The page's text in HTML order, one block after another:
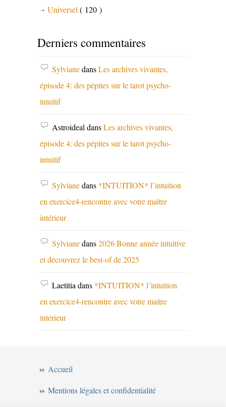
Universel ( 120 )
Derniers commentaires
SylvianedansLes archives vivantes,
épisode 4: des pépites sur le tarot psycho-
intuitif
Astroideal dansLes archives vivantes,
épisode 4: des pépites sur le tarot psycho-
intuitif
Sylvianedans *INTUITION* l’intuition
en exercice4-rencontre avec votre maître
intérieur
Sylvianedans2026 Bonne année intuitive
et découvrez le best-of de 2025
Laetitia dans *INTUITION* l’intuition
en exercice4-rencontre avec votre maître
intérieur
Accueil
Mentions légales et confidentialité